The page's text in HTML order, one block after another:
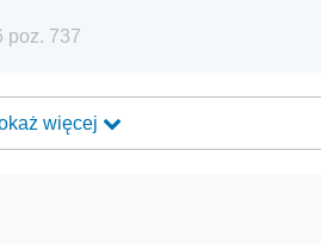
poz. 737
więcej